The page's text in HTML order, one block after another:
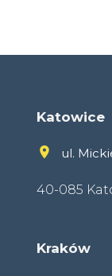
Katowice
ul.
40-085
Kraków